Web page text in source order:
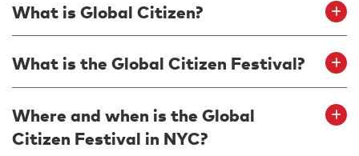
What is Global Citizen?
movement of action takers and
impact makers dedicated to ending
extreme poverty NOW. The voices
of millions of Global Citizens around
What is the Global Citizen Festival?
music festival where fans take
actions toward ending extreme
Where and when is the Global
Citizen Festival in NYC?